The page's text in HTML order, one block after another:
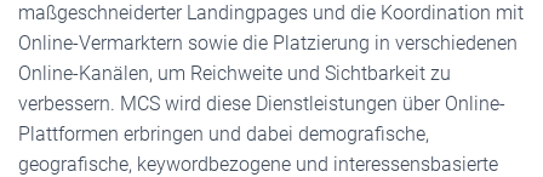
maßgeschneiderter Landingpages und die Koordination mit
Online-Vermarktern sowie die Platzierung in verschiedenen
Online-Kanälen, um Reichweite und Sichtbarkeit zu
verbessern. MCS wird diese Dienstleistungen über Online-
Plattformen erbringen und dabei demografische,
geografische, keywordbezogene und interessensbasierte